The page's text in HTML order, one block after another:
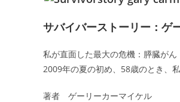
サバイバーストーリー：ゲ
私が直面した最大の危機：膵臓がん
2009年の夏の初め、58歳のとき、
著者 ゲーリーカーマイケル